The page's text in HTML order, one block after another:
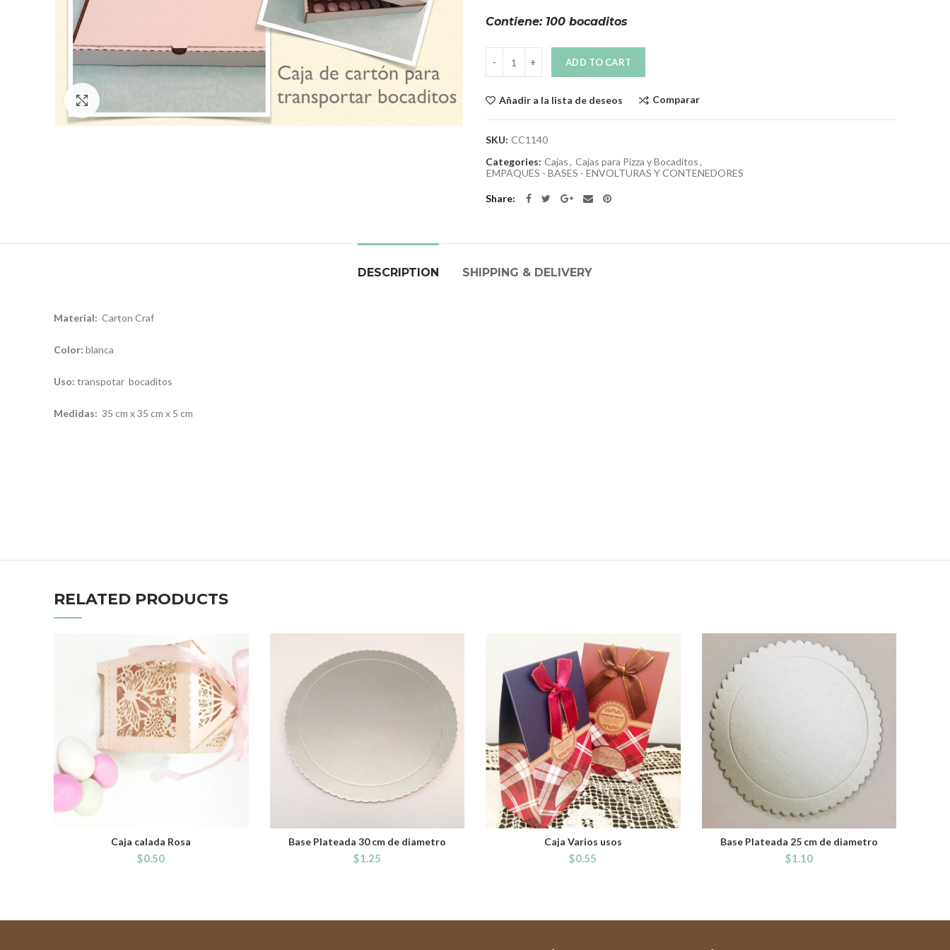
Contiene: 100 bocaditos
ADD TO CART
Añadir a la lista de deseos Comparar
SKU: CC1140
Categories: Cajas, Cajas para Pizza y Bocaditos,
EMPAQUES - BASES - ENVOLTURAS Y CONTENEDORES
Share
DESCRIPTION SHIPPING & DELIVERY
Material: Carton Craf
Color: blanca
Uso: transpotar bocaditos
Medidas: 35 cm x 35 cm x 5 cm
RELATED PRODUCTS
ADD TO CART
Caja calada Rosa
$0.50
ADD TO CART
Base Plateada 30 cm de diametro
$1.25
ADD TO CART
Caja Varios usos
$0.55
ADD TO CART
Base Plateada 25 cm de diametro
$1.10